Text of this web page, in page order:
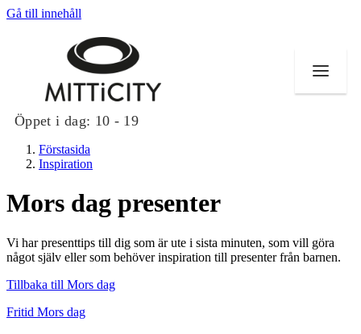
Gå till innehåll
Öppet i dag: 10 - 19
Evenemang
Erbjudanden
Inspiration
Förstasida
Inspiration
Mors dag presenter
Vi har presenttips till dig som är ute i sista minuten, som vill göra
något själv eller som behöver inspiration till presenter från barnen.
Tillbaka till Mors dag
Fritid Mors dag